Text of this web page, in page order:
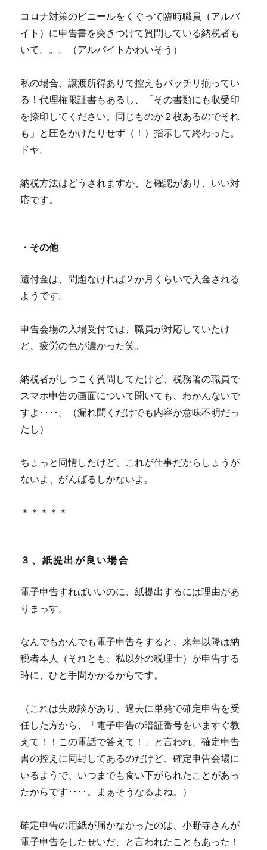
コロナ対策のビニールをくぐって臨時職員（アルバ
イト）に申告書を突きつけて質問している納税者も
いて。。。（アルバイトかわいそう）
私の場合、譲渡所得ありで控えもバッチリ揃ってい
る！代理権限証書もあるし、「その書類にも収受印
を捺印してください。同じものが２枚あるのでそれ
も」と圧をかけたりせず（！）指示して終わった。
ドヤ。
納税方法はどうされますか、と確認があり、いい対
応です。
・その他
還付金は、問題なければ２か月くらいで入金される
ようです。
申告会場の入場受付では、職員が対応していたけ
ど、疲労の色が濃かった笑。
納税者がしつこく質問してたけど、税務署の職員で
スマホ申告の画面について聞いても、わかんないで
すよ････。（漏れ聞くだけでも内容が意味不明だっ
たし）
ちょっと同情したけど、これが仕事だからしょうが
ないよ、がんばるしかないよ。
＊＊＊＊＊
３、紙提出が良い場合
電子申告すればいいのに、紙提出するには理由があ
りまっす。
なんでもかんでも電子申告をすると、来年以降は納
税者本人（それとも、私以外の税理士）が申告する
時に、ひと手間かかるからです。
（これは失敗談があり、過去に単発で確定申告を受
任した方から、「電子申告の暗証番号をいますぐ教
えて！！この電話で答えて！」と言われ、確定申告
書の控えに同封してあるのだけど、確定申告会場に
いるようで、いつまでも食い下がられたことがあっ
たからです････。まぁそうなるよね。）
確定申告の用紙が届かなかったのは、小野寺さんが
電子申告をしたせいだ、と言われたこともあった！